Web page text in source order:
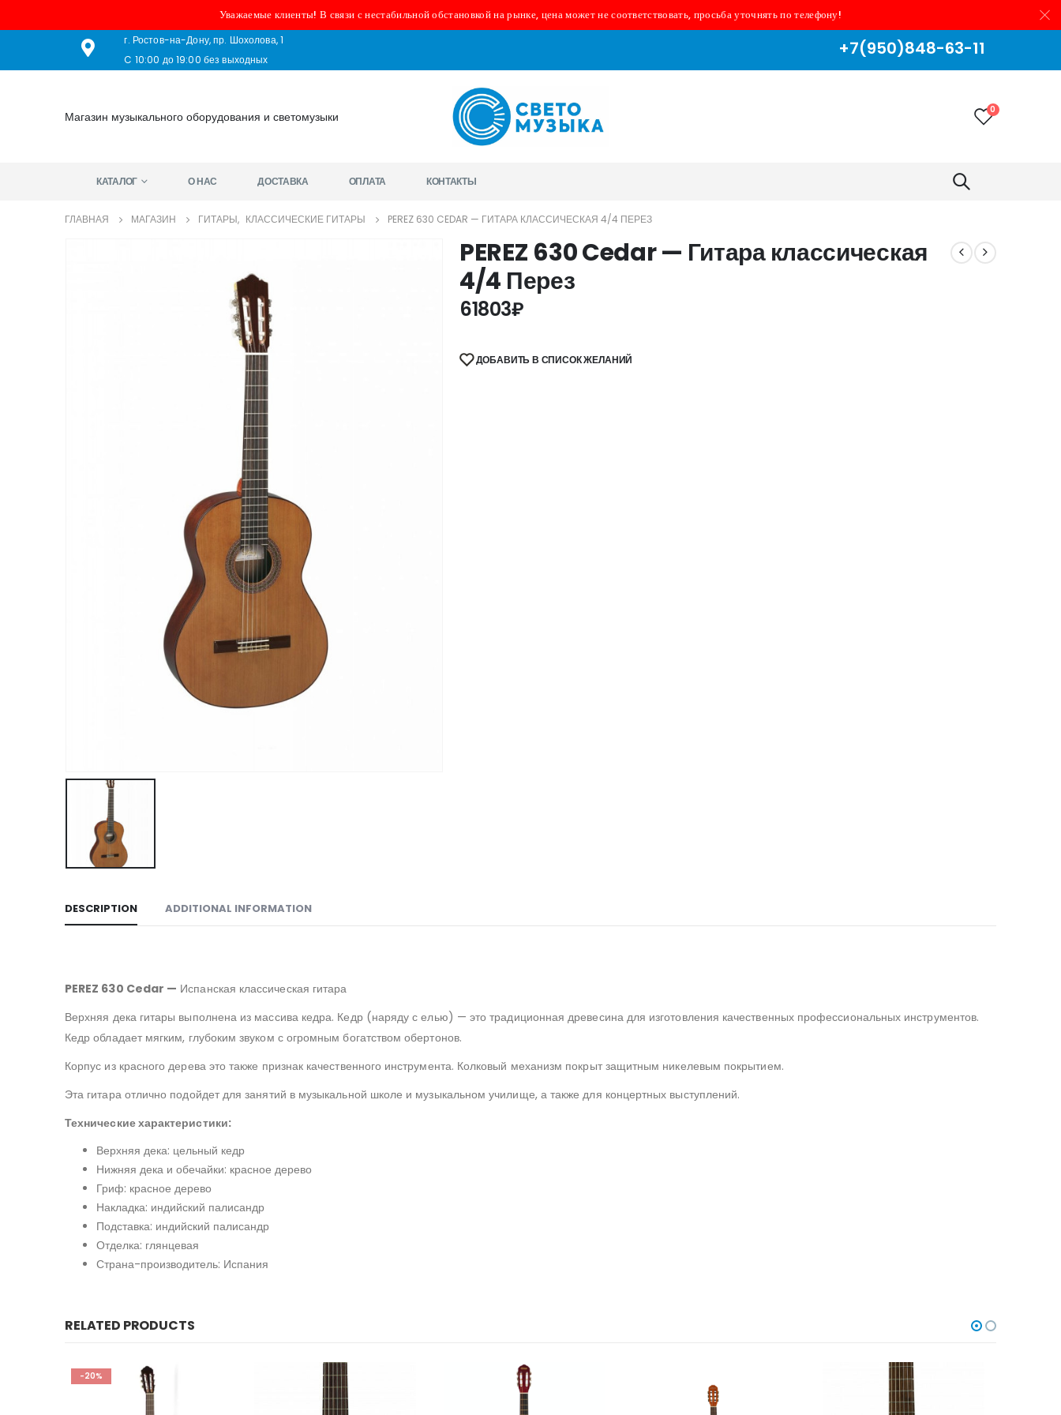
Уважаемые клиенты! В связи с нестабильной обстановкой на рынке, цена может не соответствовать, просьба уточнять по телефону!
г. Ростов-на-Дону, пр. Шохолова, 1
C 10:00 до 19:00 без выходных
+7(950)848-63-11
Магазин музыкального оборудования и светомузыки 0
КАТАЛОГ О НАС ДОСТАВКА ОПЛАТА КОНТАКТЫ
ГЛАВНАЯ МАГАЗИН ГИТАРЫ, КЛАССИЧЕСКИЕ ГИТАРЫ PEREZ 630 CEDAR — ГИТАРА КЛАССИЧЕСКАЯ 4/4 ПЕРЕЗ
PEREZ 630 Cedar — Гитара классическая
4/4 Перез
61803₽
ДОБАВИТЬ В СПИСОК ЖЕЛАНИЙ
DESCRIPTION ADDITIONAL INFORMATION
PEREZ 630 Cedar — Испанская классическая гитара
Верхняя дека гитары выполнена из массива кедра. Кедр (наряду с елью) — это традиционная древесина для изготовления качественных профессиональных инструментов.
Кедр обладает мягким, глубоким звуком с огромным богатством обертонов.
Корпус из красного дерева это также признак качественного инструмента. Колковый механизм покрыт защитным никелевым покрытием.
Эта гитара отлично подойдет для занятий в музыкальной школе и музыкальном училище, а также для концертных выступлений.
Технические характеристики:
Верхняя дека: цельный кедр
Нижняя дека и обечайки: красное дерево
Гриф: красное дерево
Накладка: индийский палисандр
Подставка: индийский палисандр
Отделка: глянцевая
Страна-производитель: Испания
RELATED PRODUCTS
-20%